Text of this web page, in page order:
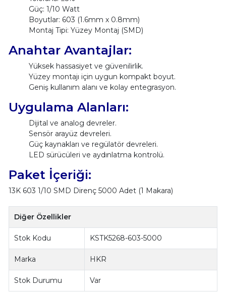
Güç: 1/10 Watt
Boyutlar: 603 (1.6mm x 0.8mm)
Montaj Tipi: Yüzey Montaj (SMD)
Anahtar Avantajlar:
Yüksek hassasiyet ve güvenilirlik.
Yüzey montajı için uygun kompakt boyut.
Geniş kullanım alanı ve kolay entegrasyon.
Uygulama Alanları:
Dijital ve analog devreler.
Sensör arayüz devreleri.
Güç kaynakları ve regülatör devreleri.
LED sürücüleri ve aydınlatma kontrolü.
Paket İçeriği:
13K 603 1/10 SMD Direnç 5000 Adet (1 Makara)
Diğer Özellikler
Stok Kodu KSTK5268-603-5000
Marka HKR
Stok Durumu Var